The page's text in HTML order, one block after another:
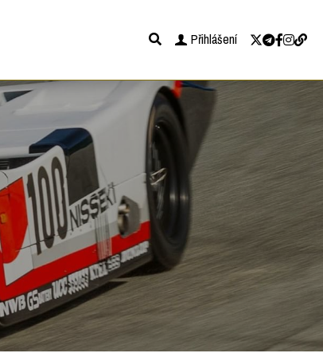
Přihlášení